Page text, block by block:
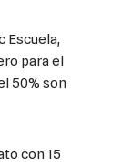
Escuela,
para el
50% son
con 15